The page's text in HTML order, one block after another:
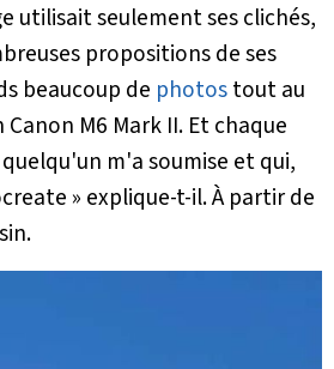
utilisait seulement ses clichés,
propositions de ses
beaucoup de photostout au
M6 Mark II. Et chaque
m'a soumise et qui,
» explique-t-il. À partir de